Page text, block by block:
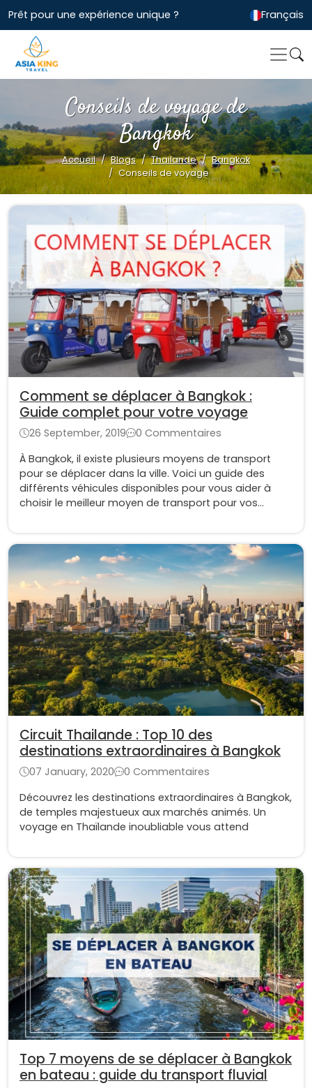
Prêt pour une expérience unique ? Français
Conseils de voyage de
Bangkok
Accueil Blogs Thailande
Bangkok
Conseils de voyage
Comment se déplacer à Bangkok :
Guide complet pour votre voyage
26 September, 2019
0 Commentaires
À Bangkok, il existe plusieurs moyens de transport
pour se déplacer dans la ville. Voici un guide des
différents véhicules disponibles pour vous aider à
choisir le meilleur moyen de transport pour vos
Circuit Thailande : Top 10 des
destinations extraordinaires à Bangkok
07 January, 2020
0 Commentaires
Découvrez les destinations extraordinaires à Bangkok,
de temples majestueux aux marchés animés. Un
voyage en Thaïlande inoubliable vous attend
Top 7 moyens de se déplacer à Bangkok
en bateau : guide du transport fluvial